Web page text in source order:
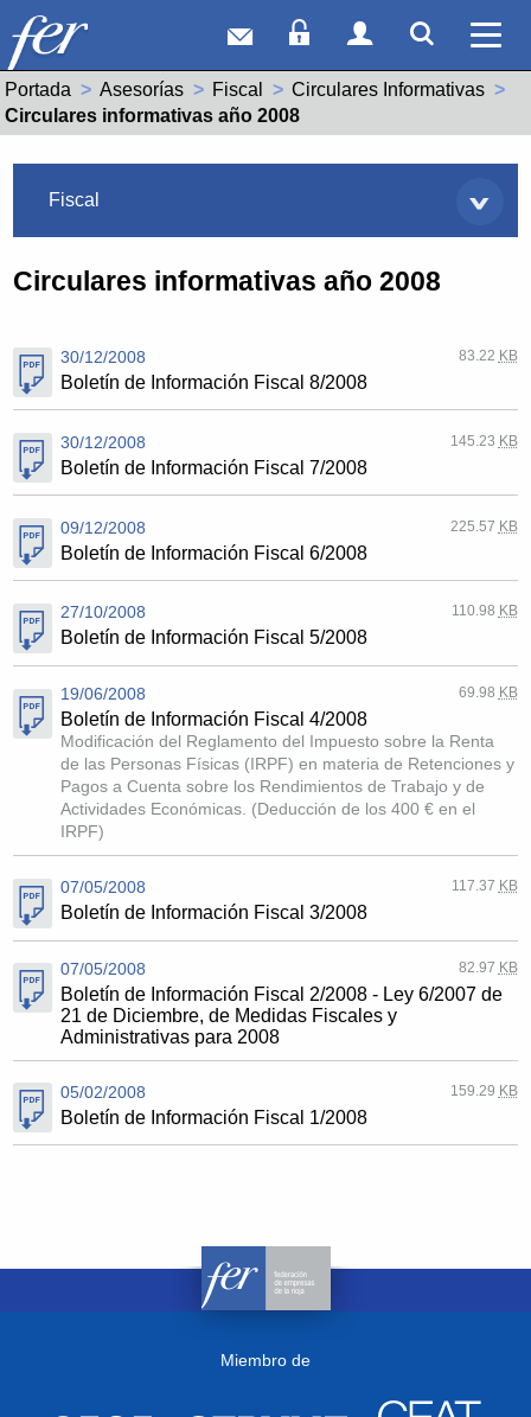
Correo webAcceso Socios
Acceso
Ver
Portada Asesorías Fiscal
Circulares Informativas
Actual:
Circulares informativas año 2008
Fiscal
Circulares informativas año 2008
30/12/2008 83.22 KB
Boletín de Información Fiscal 8/2008
30/12/2008 145.23 KB
Boletín de Información Fiscal 7/2008
09/12/2008 225.57 KB
Boletín de Información Fiscal 6/2008
27/10/2008 110.98 KB
Boletín de Información Fiscal 5/2008
19/06/2008 69.98 KB
Boletín de Información Fiscal 4/2008
Modificación del Reglamento del Impuesto sobre la Renta
de las Personas Físicas (IRPF) en materia de Retenciones y
Pagos a Cuenta sobre los Rendimientos de Trabajo y de
Actividades Económicas. (Deducción de los 400 € en el
IRPF)
07/05/2008 117.37 KB
Boletín de Información Fiscal 3/2008
07/05/2008 82.97 KB
Boletín de Información Fiscal 2/2008 - Ley 6/2007 de
21 de Diciembre, de Medidas Fiscales y
Administrativas para 2008
05/02/2008 159.29 KB
Boletín de Información Fiscal 1/2008
Miembro de